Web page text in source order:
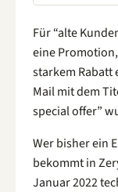
Für “alte
eine
starkem Rabatt
Mail mit dem
special offer”
Wer bisher ein
bekommt in
Januar 2022